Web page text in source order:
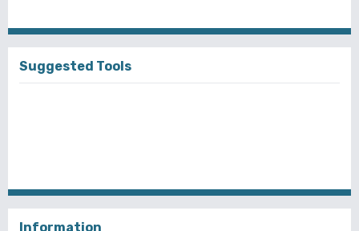
Suggested Tools
Information